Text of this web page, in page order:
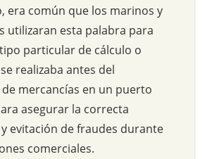
era común que los marinos y
utilizaran esta palabra para
particular de cálculo o
realizaba antes del
mercancías en un puerto
asegurar la correcta
evitación de fraudes durante
comerciales.